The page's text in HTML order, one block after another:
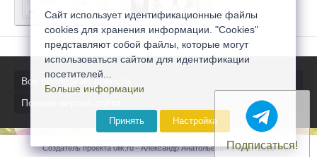
Все последние новости
Полная версия сайта
Создатель проекта 0lik.ru - Александр Анатольевич © 2007-2026
Подписаться!
Сайт использует идентификационные файлы
cookies для хранения информации. "Cookies"
представляют собой файлы, которые могут
использоваться сайтом для идентификации
посетителей...
Больше информации
Принять Настройка